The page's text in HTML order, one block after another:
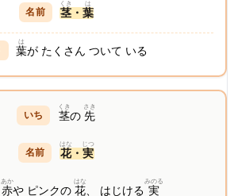
茎
くき
・葉
は
葉
は
が たくさん ついて いる
茎
くき
の 先
さき
花
はな
・ 実
じつ
赤
あか
や ピンクの 花
はな
、 はじける 実
みのる